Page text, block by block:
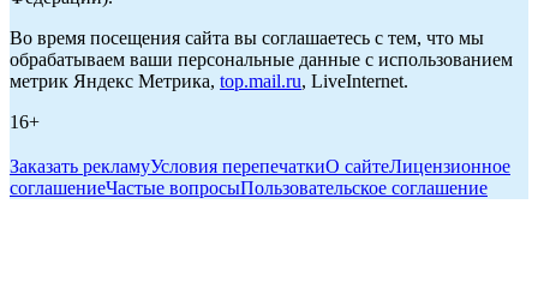
Во время посещения сайта вы соглашаетесь с тем, что мы
обрабатываем ваши персональные данные с использованием
метрик Яндекс Метрика, top.mail.ru, LiveInternet.
16+
Заказать рекламуУсловия перепечаткиО сайтеЛицензионное
соглашениеЧастые вопросыПользовательское соглашение